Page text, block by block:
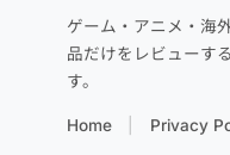
ゲーム・アニメ・海
品だけをレビューす
す。
Home Privacy